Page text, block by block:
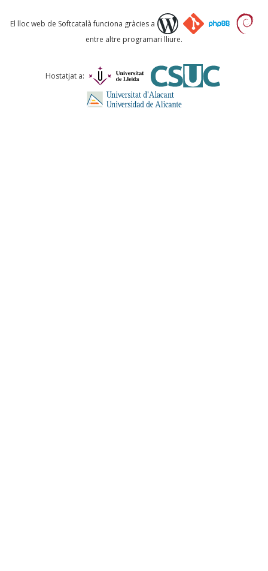
Què proposeu?
Comentari *
El lloc web de Softcatalà funciona gràcies a
entre altre programari lliure.
Hostatjat a: